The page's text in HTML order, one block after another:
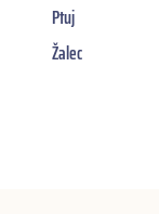
Ptuj
Žalec